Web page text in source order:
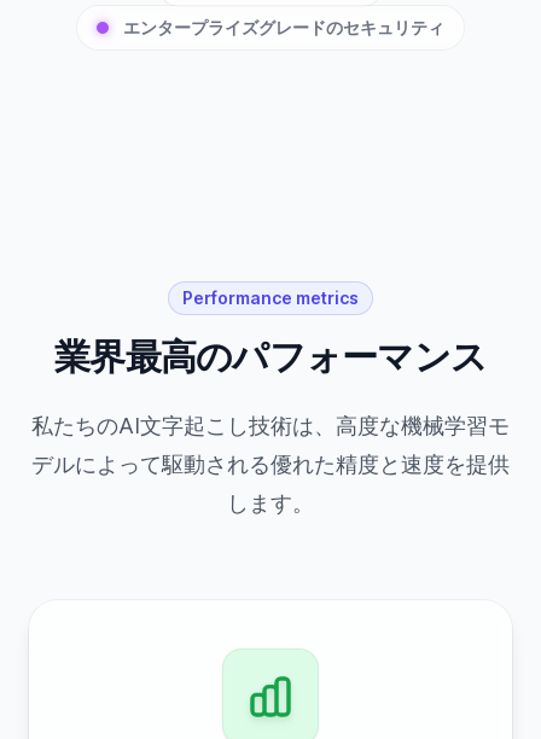
エンタープライズグレードのセキュリティ
Performance metrics
業界最高のパフォーマンス
私たちのAI文字起こし技術は、高度な機械学習モ
デルによって駆動される優れた精度と速度を提供
します。